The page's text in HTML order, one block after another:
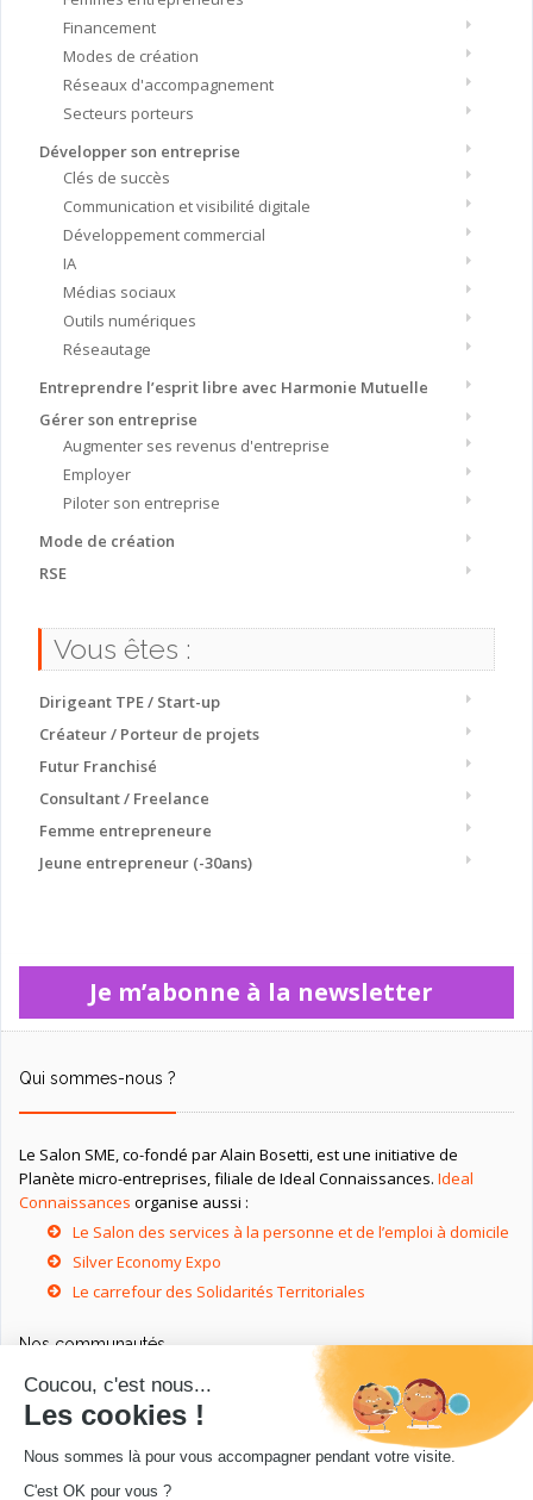
Financement
Modes de création
Réseaux d'accompagnement
Secteurs porteurs
Développer son entreprise
Clés de succès
Communication et visibilité digitale
Développement commercial
IA
Médias sociaux
Outils numériques
Réseautage
Entreprendre l’esprit libre avec Harmonie Mutuelle
Gérer son entreprise
Augmenter ses revenus d'entreprise
Employer
Piloter son entreprise
Mode de création
RSE
Vous êtes :
Dirigeant TPE / Start-up
Créateur / Porteur de projets
Futur Franchisé
Consultant / Freelance
Femme entrepreneure
Jeune entrepreneur (-30ans)
Je m’abonne à la newsletter
Qui sommes-nous ?
Le Salon SME, co-fondé par Alain Bosetti, est une initiative de
Planète micro-entreprises, filiale de Ideal Connaissances. Ideal
Connaissances organise aussi :
Le Salon des services à la personne et de l’emploi à domicile
Silver Economy Expo
Le carrefour des Solidarités Territoriales
Nos communautés